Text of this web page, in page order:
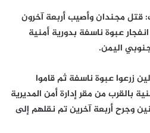
نت: قتل مجندان وأصيب أربعة آخرون
عبوة ناسفة بدورية أمنية
اليمن.
زرعوا عبوة ناسفة ثم قاموا
بالقرب من مقر إدارة أمن المديرية
وجرح أربعة آخرين تم نقلهم إلى